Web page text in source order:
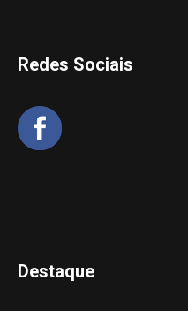
Redes Sociais
Destaque